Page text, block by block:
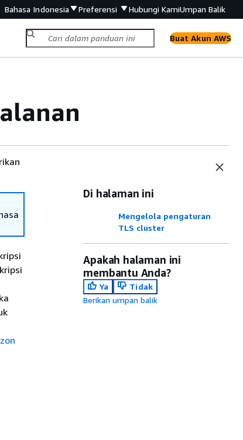
Bahasa Indonesia Preferensi Hubungi KamiUmpan Balik
Buat Akun AWS
Di halaman ini
Mengelola pengaturan
TLS cluster
Apakah halaman ini
membantu Anda?
Ya
Tidak
Berikan umpan balik